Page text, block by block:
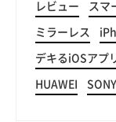
レビュー スマ
ミラーレス
デキるiOSアプ
HUAWEI SONY